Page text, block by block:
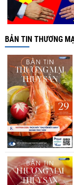
BẢN TIN THƯƠNG